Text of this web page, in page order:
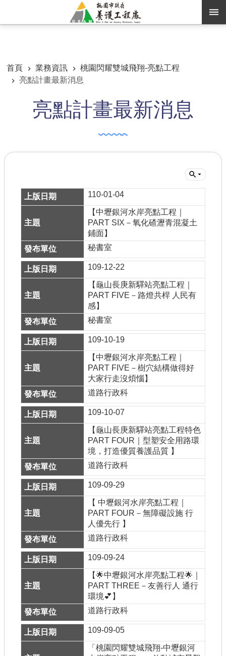
進階搜尋
認識養工
業務資訊
資訊公開
公共工程
回首頁
常見問答
桃園市政府
隱私權政策
網站安全政策
政府網站資料開放宣告
首頁
業務資訊
桃園閃耀雙城飛翔-亮點工程
亮點計畫最新消息
亮點計畫最新消息
110-01-04
【中壢銀河水岸亮點工程｜
PART SIX－氧化碴瀝青混凝土
鋪面】
秘書室
109-12-22
【龜山長庚新驛站亮點工程｜
PART FIVE－路燈共桿 人民有
感】
秘書室
109-10-19
【中壢銀河水岸亮點工程｜
PART FIVE－樹穴結構做得好
大家行走沒煩惱】
道路行政科
109-10-07
【龜山長庚新驛站亮點工程特色
PART FOUR｜型塑安全用路環
境，打造優質養護品質 】
道路行政科
109-09-29
【 中壢銀河水岸亮點工程｜
PART FOUR－無障礙設施 行
人優先行 】
道路行政科
109-09-24
【🌟中壢銀河水岸亮點工程🌟｜
PART THREE－友善行人 通行
環境💕】
道路行政科
109-09-05
「桃園閃耀雙城飛翔-中壢銀河